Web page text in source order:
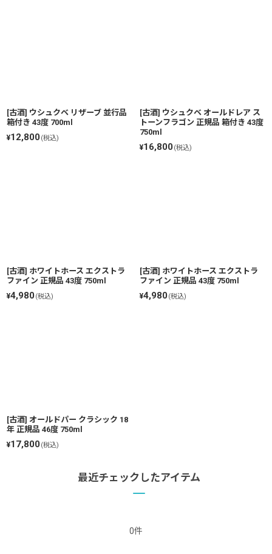
[古酒] ウシュクベ リザーブ 並行品
箱付き 43度 700ml
¥12,800(税込)
[古酒] ウシュクベ オールドレア ス
トーンフラゴン 正規品 箱付き 43度
750ml
¥16,800(税込)
[古酒] ホワイトホース エクストラ
ファイン 正規品 43度 750ml
¥4,980(税込)
[古酒] ホワイトホース エクストラ
ファイン 正規品 43度 750ml
¥4,980(税込)
[古酒] オールドパー クラシック 18
年 正規品 46度 750ml
¥17,800(税込)
最近チェックしたアイテム
0件